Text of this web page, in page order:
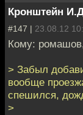
Кронштейн
#147 | 23.08.12
Кому:
> Забыл
вообще
спешился,
>